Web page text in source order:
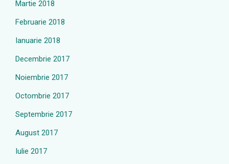
Martie 2018
Februarie 2018
Ianuarie 2018
Decembrie 2017
Noiembrie 2017
Octombrie 2017
Septembrie 2017
August 2017
Iulie 2017